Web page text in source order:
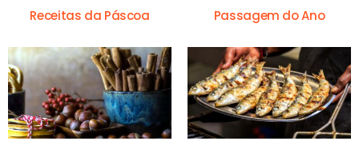
Receitas da Páscoa Passagem do Ano